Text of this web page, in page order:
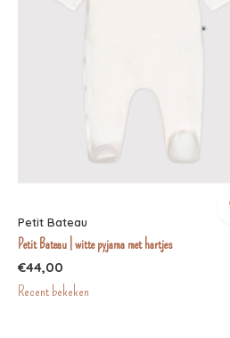
Petit Bateau
Petit Bateau | witte pyjama met hartjes
€44,00
Recent bekeken